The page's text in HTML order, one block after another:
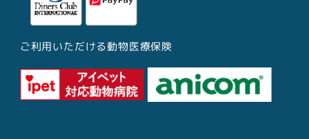
ご利用いただける動物医療保険